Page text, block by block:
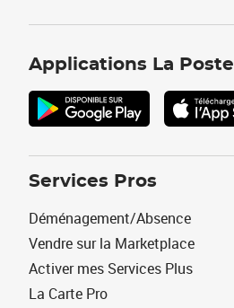
Applications La Poste
Services Pros
Déménagement/Absence
Vendre sur la Marketplace
Activer mes Services Plus
La Carte Pro